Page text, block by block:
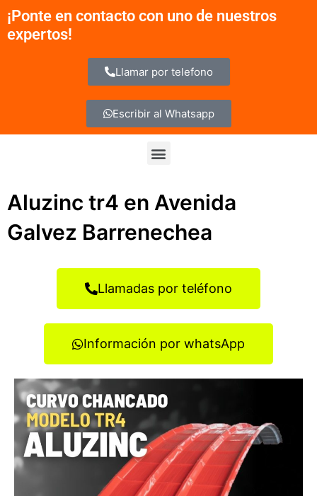
contenido
¡Ponte en contacto con uno de nuestros
expertos!
Llamar por telefono
Escribir al Whatsapp
Menu
Aluzinc tr4 en Avenida
Galvez Barrenechea
Llamadas por teléfono
Información por whatsApp